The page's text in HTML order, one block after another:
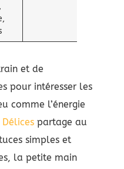
et de
pour intéresser les
comme l’énergie
partage au
simples et
la petite main